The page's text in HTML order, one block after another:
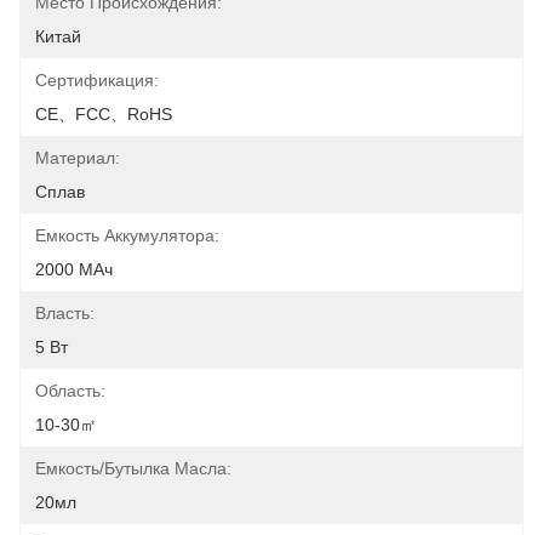
Китай
Сертификация:
CE、FCC、RoHS
Материал:
Сплав
Емкость Аккумулятора:
2000 МАч
Власть:
5 Вт
Область:
10-30㎡
Емкость/бутылка Масла:
20мл